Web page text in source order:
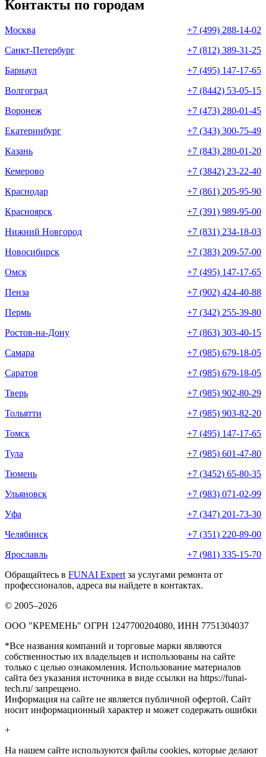
Контакты по городам
Москва
+7 (499) 288-14-02
Санкт-Петербург
+7 (812) 389-31-25
Барнаул
+7 (495) 147-17-65
Волгоград
+7 (8442) 53-05-15
Воронеж
+7 (473) 280-01-45
Екатеринбург
+7 (343) 300-75-49
Казань
+7 (843) 280-01-20
Кемерово
+7 (3842) 23-22-40
Краснодар
+7 (861) 205-95-90
Красноярск
+7 (391) 989-95-00
Нижний Новгород
+7 (831) 234-18-03
Новосибирск
+7 (383) 209-57-00
Омск
+7 (495) 147-17-65
Пенза
+7 (902) 424-40-88
Пермь
+7 (342) 255-39-80
Ростов-на-Дону
+7 (863) 303-40-15
Самара
+7 (985) 679-18-05
Саратов
+7 (985) 679-18-05
Тверь
+7 (985) 902-80-29
Тольятти
+7 (985) 903-82-20
Томск
+7 (495) 147-17-65
Тула
+7 (985) 601-47-80
Тюмень
+7 (3452) 65-80-35
Ульяновск
+7 (983) 071-02-99
Уфа
+7 (347) 201-73-30
Челябинск
+7 (351) 220-89-00
Ярославль
+7 (981) 335-15-70
Обращайтесь в FUNAI Expert за услугами ремонта от
профессионалов, адреса вы найдете в контактах.
© 2005–2026
ООО "КРЕМЕНЬ" ОГРН 1247700204080, ИНН 7751304037
*Все названия компаний и торговые марки являются
собственностью их владельцев и использованы на сайте
только с целью ознакомления. Использование материалов
сайта без указания источника в виде ссылки на https://funai-
tech.ru/ запрещено.
Информация на сайте не является публичной офертой. Сайт
носит информационный характер и может содержать ошибки
+
На нашем сайте используются файлы cookies, которые делают